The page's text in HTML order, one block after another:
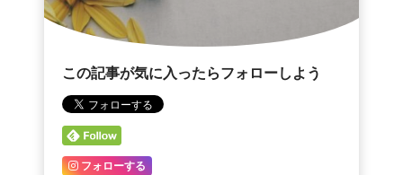
この記事が気に入ったらフォローしよう
フォローする